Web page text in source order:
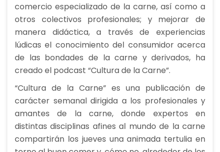
comercio especializado de la carne, así como a
otros colectivos profesionales; y mejorar de
manera didáctica, a través de experiencias
lúdicas el conocimiento del consumidor acerca
de las bondades de la carne y derivados, ha
creado el podcast “Cultura de la Carne”.
“Cultura de la Carne” es una publicación de
carácter semanal dirigida a los profesionales y
amantes de la carne, donde expertos en
distintas disciplinas afines al mundo de la carne
compartirán los jueves una animada tertulia en